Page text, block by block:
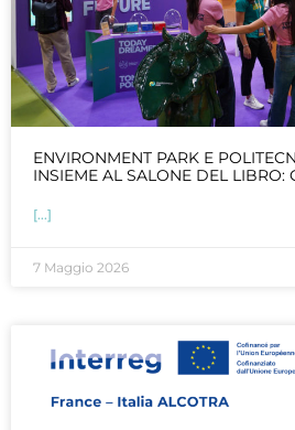
ENVIRONMENT PARK E
INSIEME AL SALONE DEL LIBRO:
[...]
7 Maggio 2026